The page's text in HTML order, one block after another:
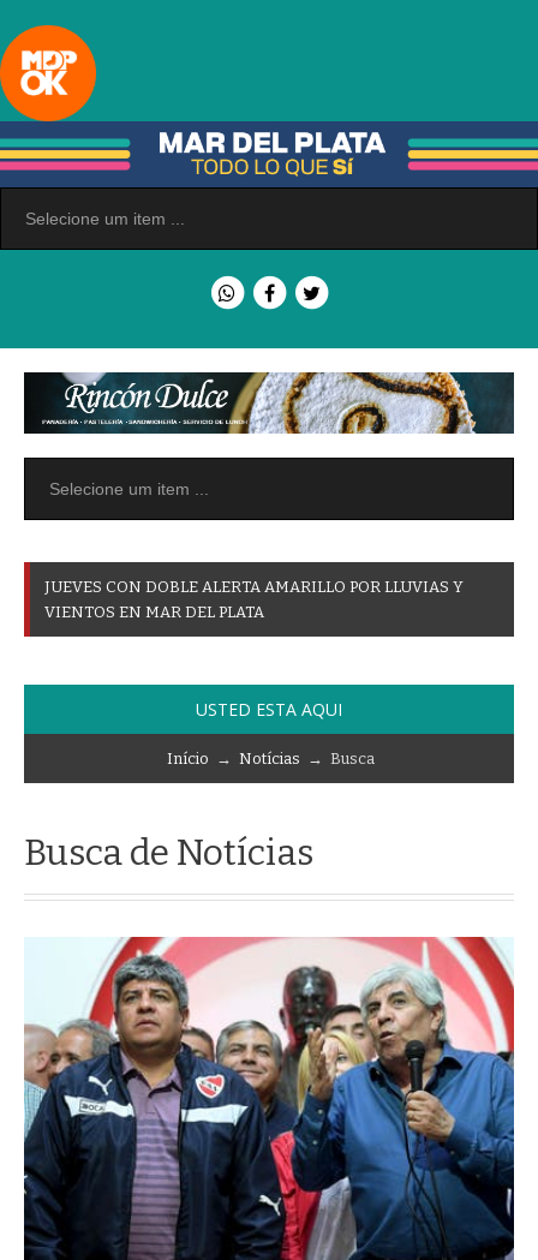
JUEVES CON DOBLE ALERTA AMARILLO POR LLUVIAS Y
VIENTOS EN MAR DEL PLATA
USTED ESTA AQUI
Início → Notícias → Busca
Busca de Notícias